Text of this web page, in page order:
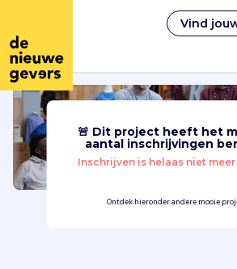
Vind
Nederlands
Vrijwilligerswerk
🚨 Dit project heeft het
aantal inschrijvingen
Inschrijven is helaas niet
Ontdek hieronder andere mooie